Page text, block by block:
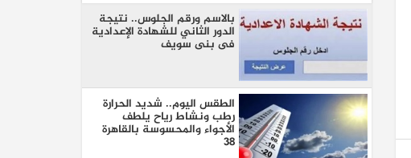
بالاسم ورقم الجلوس.. نتيجة
الدور الثاني للشهادة الإعدادية
فى بنى سويف
الطقس اليوم.. شديد الحرارة
رطب ونشاط رياح يلطف
الأجواء والمحسوسة بالقاهرة
38